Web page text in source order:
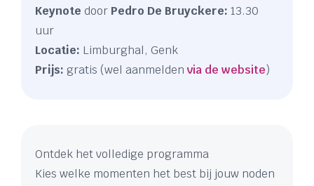
Keynote door Pedro De Bruyckere: 13.30
uur
Locatie: Limburghal, Genk
Prijs: gratis (wel aanmelden via de website)
Ontdek het volledige programma
Kies welke momenten het best bij jouw noden